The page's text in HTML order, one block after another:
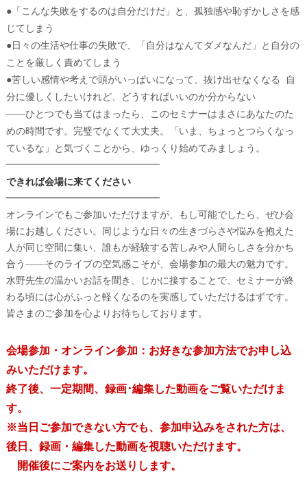
●「こんな失敗をするのは自分だけだ」と、 孤独感や恥ずかしさを感
じてしまう
●日々の生活や仕事の失敗で、「自分はなんてダメなんだ」
と自分の
ことを厳しく責めてしまう
●苦しい感情や考えで頭がいっぱいになって、抜け出せなくなる 自
分に優しくしたいけれど、どうすればいいのか分からない
――ひとつでも当てはまったら、
このセミナーはまさにあなたのた
めの時間です。 完璧でなくて大丈夫。「いま、ちょっとつらくなっ
ているな」
と気づくことから、ゆっくり始めてみましょう。
━━━━━━━━━━━━━━━━
できれば会場に来てください
━━━━━━━━━━━━━━━━
オンラインでもご参加いただけますが、もし可能でしたら、 ぜひ会
場にお越しください。同じような日々の生きづらさや悩みを抱えた
人が同じ空間に集い、 誰もが経験する苦しみや人間らしさを分かち
合う――そのライブの空気感こそが、会場参加の最大の魅力です。
水野先生の温かいお話を聞き、じかに接することで、 セミナーが終
わる頃には心がふっと軽くなるのを実感していただけ るはずです。
皆さまのご参加を心よりお待ちしております。
会場参加・オンライン参加：お好きな参加方法でお申し込
みいただけます。
終了後、一定期間、録画･編集した動画をご覧いただけま
す。
※当日ご参加できない方でも、参加申込みをされた方は、
後日、録画・編集した動画を視聴いただけます。
開催後にご案内をお送りします。